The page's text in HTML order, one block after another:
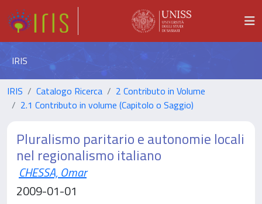
IRIS
IRIS Catalogo Ricerca
2 Contributo in Volume
2.1 Contributo in volume (Capitolo o Saggio)
Pluralismo paritario e autonomie locali
nel regionalismo italiano
CHESSA, Omar
2009-01-01